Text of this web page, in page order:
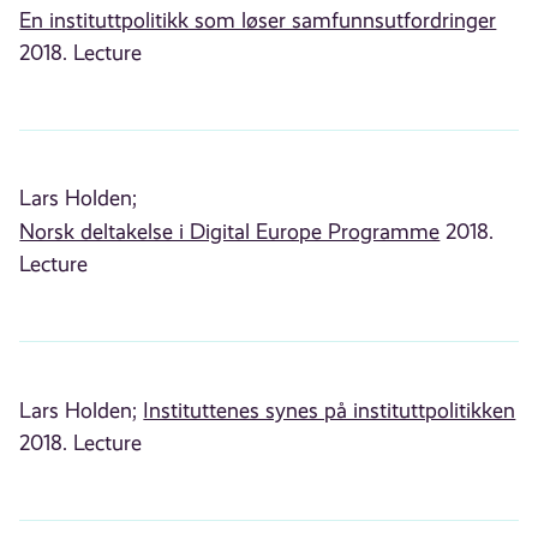
En instituttpolitikk som løser samfunnsutfordringer
2018. Lecture
Lars Holden;
Norsk deltakelse i Digital Europe Programme 2018.
Lecture
Lars Holden; Instituttenes synes på instituttpolitikken
2018. Lecture